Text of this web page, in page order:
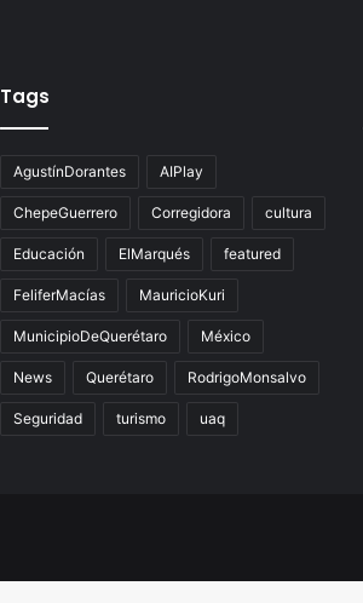
Tags
AgustínDorantes AIPlay
ChepeGuerrero Corregidora cultura
Educación ElMarqués featured
FeliferMacías MauricioKuri
MunicipioDeQuerétaro México
News Querétaro RodrigoMonsalvo
Seguridad turismo uaq